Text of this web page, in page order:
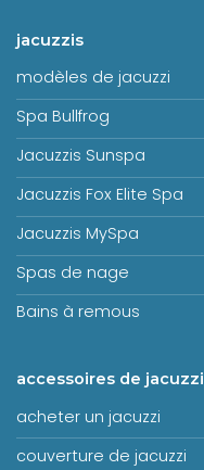
jacuzzis
modèles de jacuzzi
Spa Bullfrog
Jacuzzis Sunspa
Jacuzzis Fox Elite Spa
Jacuzzis MySpa
Spas de nage
Bains à remous
accessoires de jacuzzi
acheter un jacuzzi
couverture de jacuzzi